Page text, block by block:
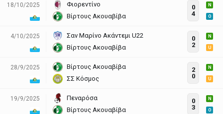
18/10/2025
Φιορεντίνο
Βίρτους Ακουαβίβα
0
4
N
O
4/10/2025
Σαν Μαρίνο Ακάντεμι U22
Βίρτους Ακουαβίβα
0
2
N
U
28/9/2025
Βίρτους Ακουαβίβα
ΣΣ Κόσμος
2
0
N
U
19/9/2025
Πεναρόσα
Βίρτους Ακουαβίβα
0
3
N
O